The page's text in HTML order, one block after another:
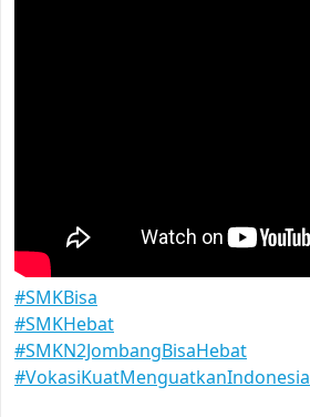
#SMKBisa
#SMKHebat
#SMKN2JombangBisaHebat
#VokasiKuatMenguatkanIndonesia